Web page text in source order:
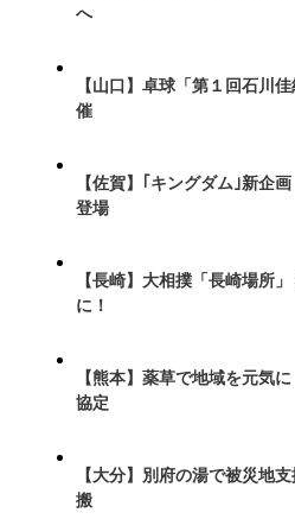
へ
【山口】卓球「第１回石川
催
【佐賀】｢キングダム｣新企
登場
【長崎】大相撲「長崎場所
に！
【熊本】薬草で地域を元気
協定
【大分】別府の湯で被災地
搬